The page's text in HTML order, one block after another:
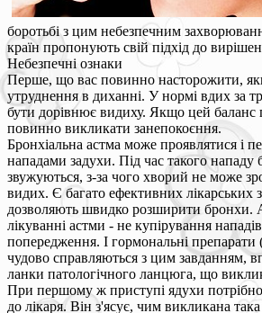
боротьбі з цим небезпечним
країн пропонують свій підхід до
Небезпечні ознаки
Перше, що вас повинно насторожити,
утруднення в диханні. У нормі вдих за
бути дорівнює видиху. Якщо цей баланс
повинно викликати занепокоєння.
Бронхіальна астма може проявлятися і
нападами задухи. Під час такого нападу
звужуються, з-за чого хворий не може
видих. Є багато ефективних лікарських
дозволяють швидко розширити бронхи.
лікуванні астми - не купірування
попередження. І гормональні препарати
чудово справляються з цим завданням,
ланки патологічного ланцюга, що
При першому ж приступі ядухи
до лікаря. Він з'ясує, чим викликана